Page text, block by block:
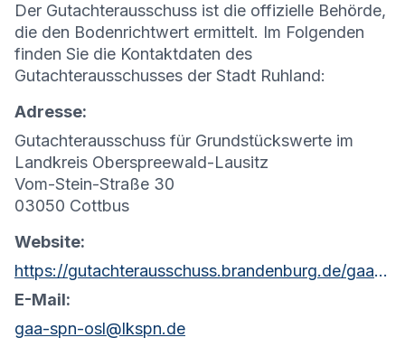
Der Gutachterausschuss ist die offizielle Behörde,
die den Bodenrichtwert ermittelt. Im Folgenden
finden Sie die Kontaktdaten des
Gutachterausschusses der Stadt Ruhland:
Adresse:
Gutachterausschuss für Grundstückswerte im
Landkreis Oberspreewald-Lausitz
Vom-Stein-Straße 30
03050 Cottbus
Website:
https://gutachterausschuss.brandenburg.de/gaa/de/kontakt/
E-Mail:
gaa-spn-osl@lkspn.de